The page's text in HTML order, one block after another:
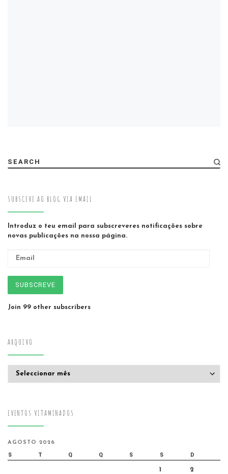
SEARCH
SUBSCEVE AO BLOG VIA EMAIL
Introduz o teu email para subscreveres notificações sobre
novas publicações na nossa página.
SUBSCREVE
Join 99 other subscribers
ARQUIVO
EVENTOS VITAMINADOS
AGOSTO 2026
S T Q Q S S D
1 2